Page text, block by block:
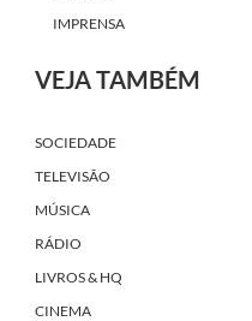
IMPRENSA
VEJA TAMBÉM
SOCIEDADE
TELEVISÃO
MÚSICA
RÁDIO
LIVROS & HQ
CINEMA